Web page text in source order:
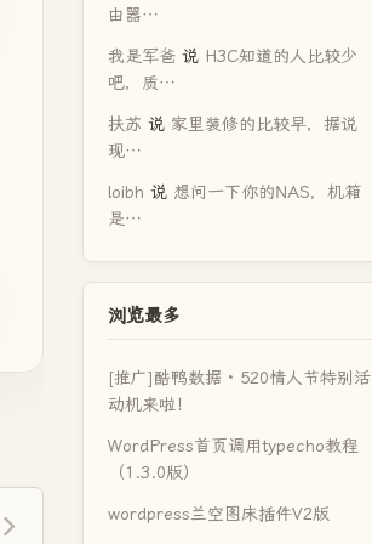
由器…
我是军爸 说 H3C知道的人比较少
吧，质…
扶苏 说 家里装修的比较早，据说
现…
loibh 说 想问一下你的NAS，机箱
是…
浏览最多
[推广]酷鸭数据 · 520情人节特别活
动机来啦！
WordPress首页调用typecho教程
（1.3.0版）
wordpress兰空图床插件V2版